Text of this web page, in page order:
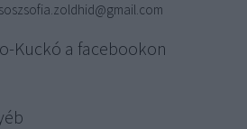
Kuckó a facebookon